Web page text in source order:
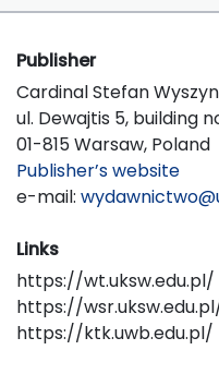
Publisher
Cardinal Stefan
ul. Dewajtis 5, building
01-815 Warsaw, Poland
Publisher’s website
e-mail:
Links
https://wt.uksw.edu.pl/
https://
https://ktk.uwb.edu.pl/